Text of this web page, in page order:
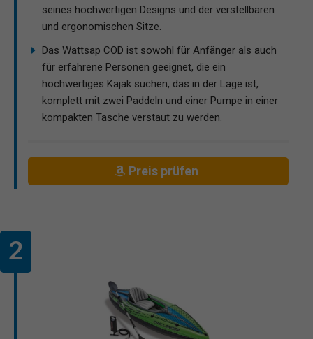
seines hochwertigen Designs und der verstellbaren
und ergonomischen Sitze.
Das Wattsap COD ist sowohl für Anfänger als auch
für erfahrene Personen geeignet, die ein
hochwertiges Kajak suchen, das in der Lage ist,
komplett mit zwei Paddeln und einer Pumpe in einer
kompakten Tasche verstaut zu werden.
Preis prüfen